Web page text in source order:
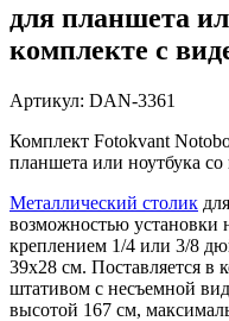
для планшета
комплекте с
Артикул: DAN-3361
Комплект Fotokvant
планшета или ноутбука
Металлический столик
возможностью установки
креплением 1/4 или 3/8
39х28 см. Поставляется в
штативом с несъемной
высотой 167 см,